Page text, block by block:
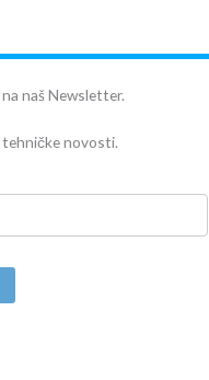
naš Newsletter.
novosti.